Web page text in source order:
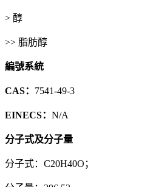
> 醇
>> 脂肪醇
編號系統
CAS： 7541-49-3
EINECS： N/A
分子式及分子量
分子式：C20H40O；